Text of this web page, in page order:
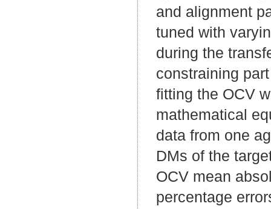
and alignment
tuned with
during the
constraining
fitting the OCV
mathematical
data from one
DMs of the
OCV mean
percentage